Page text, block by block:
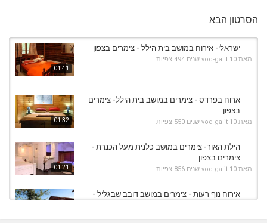
הסרטון הבא
01:41
ישראלי- אירוח במושב בית הילל - צימרים בצפון
מאת vod-galit 10 שנים 494 צפיות
01:32
ארוח בפרדס - צימרים במושב בית הילל- צימרים
בצפון
מאת vod-galit 10 שנים 550 צפיות
01:21
הילת האור- צימרים במושב כלנית מעל הכנרת -
צימרים בצפון
מאת vod-galit 10 שנים 856 צפיות
אירוח נוף רעות - צימרים במושב דובב שבגליל -